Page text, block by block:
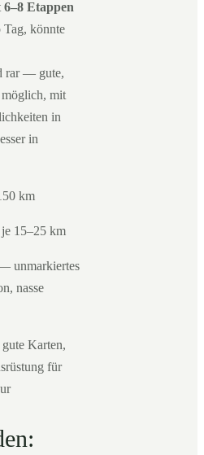
6–8 Etappen
könnte
rar — gute,
möglich, mit
in
in
km
15–25 km
unmarkiertes
nasse
gute Karten,
für